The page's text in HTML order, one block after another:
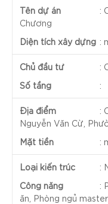
Tên dự án :
Chương
Diện tích xây dựng :
Chủ đầu tư :
Số tầng
:
Địa điểm :
Nguyễn Văn Cừ,
Mặt tiền
:
Loại kiến trúc :
Công năng
:
ăn, Phòng ngủ